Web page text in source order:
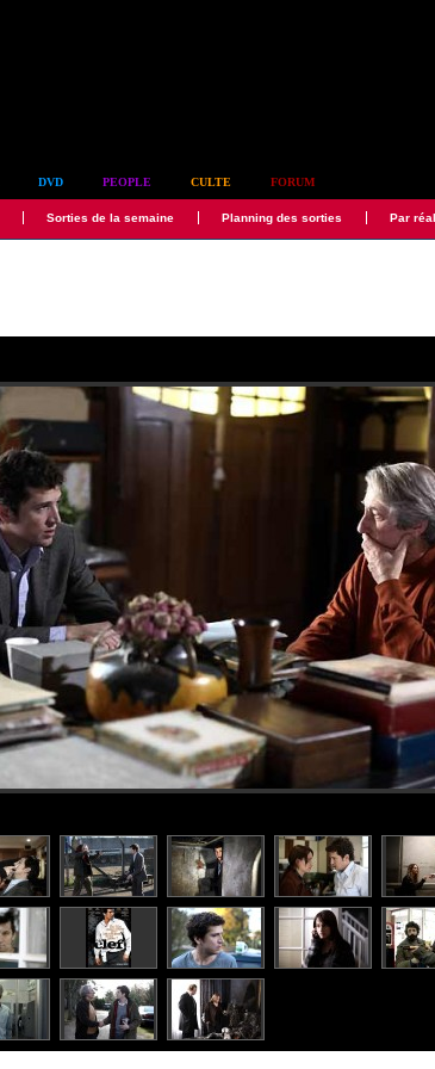
DVD PEOPLE CULTE FORUM
Sorties de la semaine Planning des sorties Par